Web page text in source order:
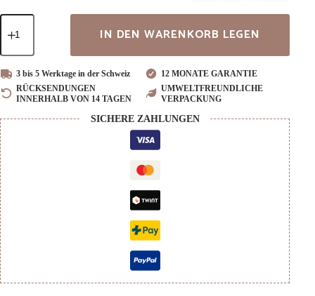
Alpina
Holzkette
IN DEN WARENKORB LEGEN
3 bis 5 Werktage in der Schweiz
12 MONATE GARANTIE
RÜCKSENDUNGEN
INNERHALB VON 14 TAGEN
UMWELTFREUNDLICHE
VERPACKUNG
SICHERE ZAHLUNGEN